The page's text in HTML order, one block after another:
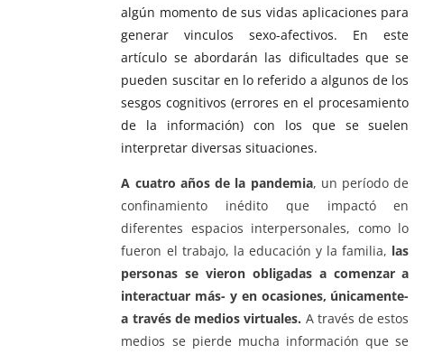
algún momento de sus vidas aplicaciones para
generar vinculos sexo-afectivos. En este
artículo se abordarán las dificultades que se
pueden suscitar en lo referido a algunos de los
sesgos cognitivos (errores en el procesamiento
de la información) con los que se suelen
interpretar diversas situaciones.
A cuatro años de la pandemia, un período de
confinamiento inédito que impactó en
diferentes espacios interpersonales, como lo
fueron el trabajo, la educación y la familia, las
personas se vieron obligadas a comenzar a
interactuar más- y en ocasiones, únicamente-
a través de medios virtuales. A través de estos
medios se pierde mucha información que se